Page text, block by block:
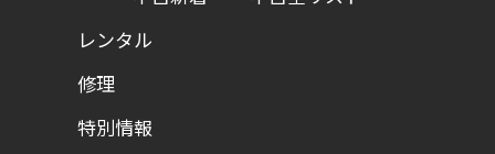
レンタル
修理
特別情報